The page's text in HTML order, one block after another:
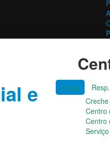
Início
Creche
Centro
Centro